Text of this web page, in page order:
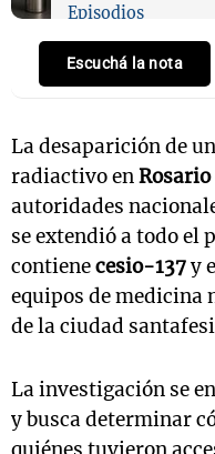
Episodios
Escuchá la nota
La desaparición de
radiactivo enRosario
autoridades
se extendió a todo el
contienecesio-137y
equipos de medicina
de la ciudad
La investigación se
y busca determinar